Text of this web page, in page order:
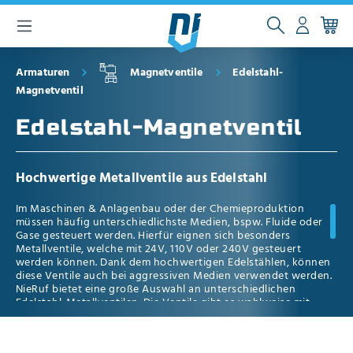
springen
Armaturen Magnetventile
Edelstahl-
Magnetventil
Edelstahl-Magnetventil
Hochwertige Metallventile aus Edelstahl
Im Maschinen & Anlagenbau oder der Chemieproduktion
müssen häufig unterschiedlichste Medien, bspw. Fluide oder
Gase gesteuert werden. Hierfür eignen sich besonders
Metallventile, welche mit 24V, 110V oder 240V gesteuert
werden können. Dank dem hochwertigen Edelstählen, können
diese Ventile auch bei aggressiven Medien verwendet werden.
NieRuf bietet eine große Auswahl an unterschiedlichen
Edelstahl-Metallventilen. Die Ventile gibt es wahlweise mit
Innengewinde oder mit Flanschanschluss. Verfügbar sind die